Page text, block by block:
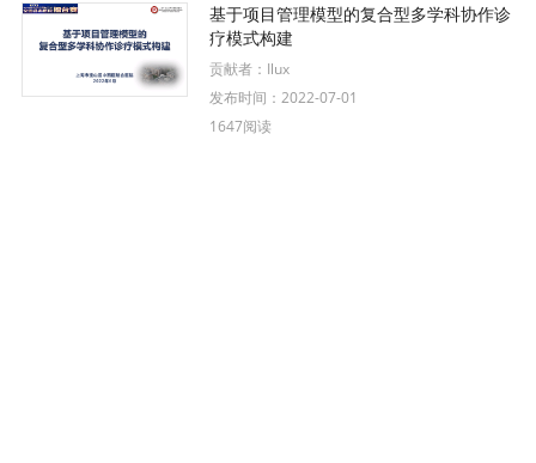
基于项目管理模型的复合型多学科协作诊
疗模式构建
贡献者： Ilux
发布时间： 2022-07-01
1647阅读